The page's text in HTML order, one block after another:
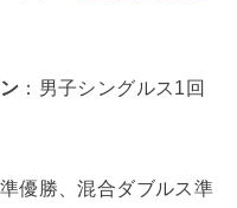
：男子シングルス1回
優勝、混合ダブルス準